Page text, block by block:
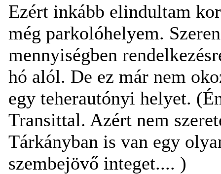
Ezért inkább elindultam
még parkolóhelyem.
mennyiségben
hó alól. De ez már nem
egy teherautónyi helyet.
Transittal. Azért nem
Tárkányban is van egy
szembejövő integet.... )